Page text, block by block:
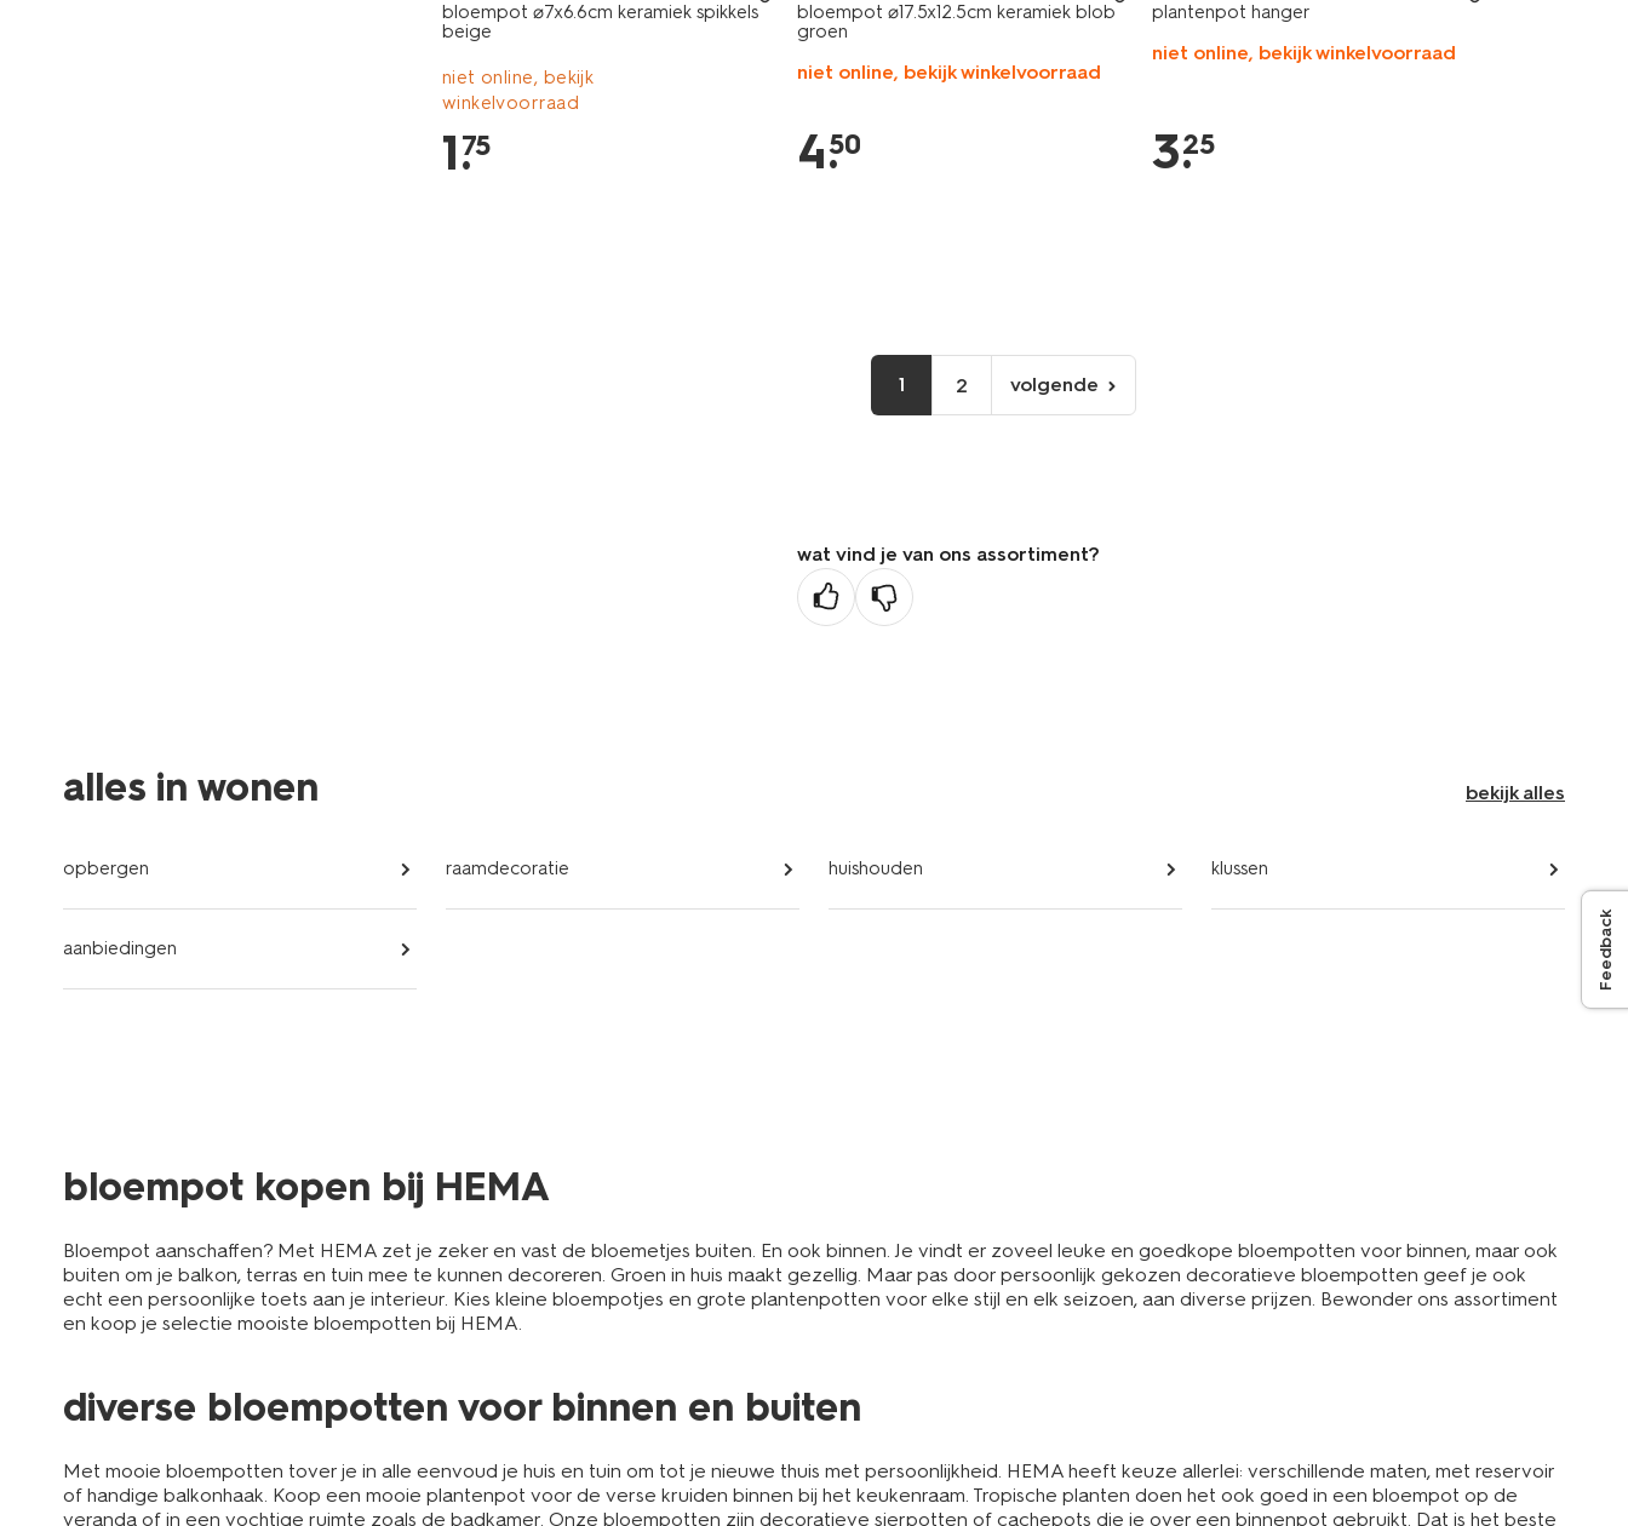
bloempot ⌀7x6.6cm keramiek spikkels
beige
niet online, bekijk
winkelvoorraad
1.
75
bloempot ⌀17.5x12.5cm keramiek blob
groen
niet online, bekijk winkelvoorraad
4.
50
plantenpot hanger
niet online, bekijk winkelvoorraad
3.
25
1 2
volgende
pagina
volgende
wat vind je van ons assortiment?
alles in wonen bekijk alles
opbergen raamdecoratie huishouden klussen
aanbiedingen
bloempot kopen bij HEMA
Bloempot aanschaffen? Met HEMA zet je zeker en vast de bloemetjes buiten. En ook binnen. Je vindt er zoveel leuke en goedkope bloempotten voor binnen, maar ook
buiten om je balkon, terras en tuin mee te kunnen decoreren. Groen in huis maakt gezellig. Maar pas door persoonlijk gekozen decoratieve bloempotten geef je ook
echt een persoonlijke toets aan je interieur. Kies kleine bloempotjes en grote plantenpotten voor elke stijl en elk seizoen, aan diverse prijzen. Bewonder ons assortiment
en koop je selectie mooiste bloempotten bij HEMA.
diverse bloempotten voor binnen en buiten
Met mooie bloempotten tover je in alle eenvoud je huis en tuin om tot je nieuwe thuis met persoonlijkheid. HEMA heeft keuze allerlei: verschillende maten, met reservoir
of handige balkonhaak. Koop een mooie plantenpot voor de verse kruiden binnen bij het keukenraam. Tropische planten doen het ook goed in een bloempot op de
veranda of in een vochtige ruimte zoals de badkamer. Onze bloempotten zijn decoratieve sierpotten of cachepots die je over een binnenpot gebruikt. Dat is het beste
Feedback